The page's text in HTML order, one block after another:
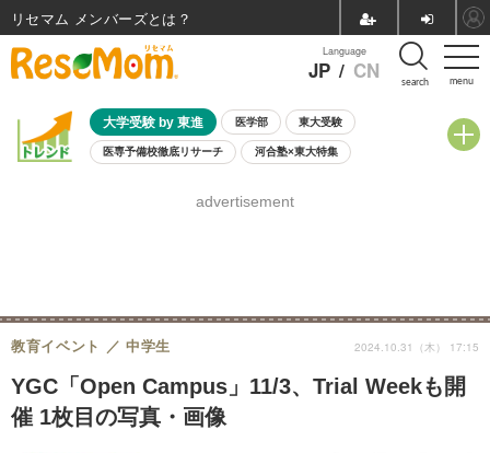
menu
Language
JP / CN search
大学受験 by 東進 医学部 東大受験
医専予備校徹底リサーチ 河合塾×東大特集
8月開催学校説明会・相談会
advertisement
YGC「Open Campus」11/3、Trial Weekも開
催 1枚目の写真・画像
教育イベント 中学生 2024.10.31（木） 17:15
リセマム メンバーズ